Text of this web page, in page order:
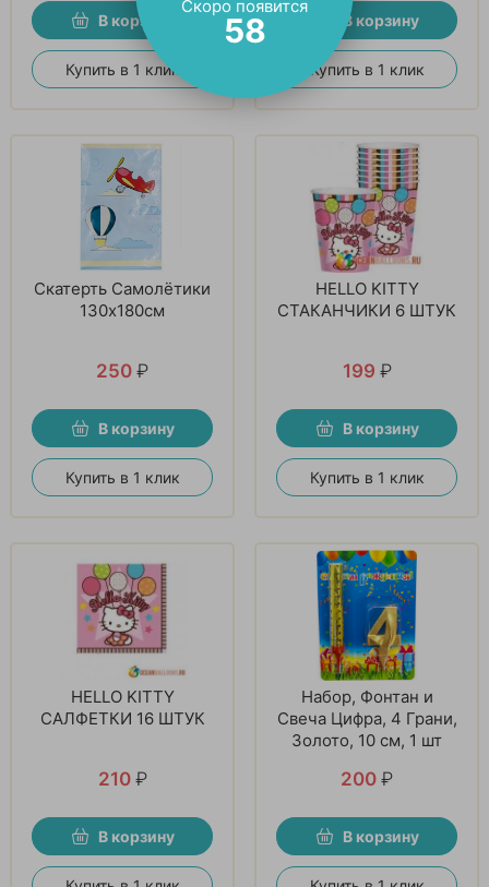
В корзину
Купить в 1 клик
В корзину
Купить в 1 клик
Скатерть Самолётики
130х180см
250 ₽
В корзину
Купить в 1 клик
HELLO KITTY
СТАКАНЧИКИ 6 ШТУК
199 ₽
В корзину
Купить в 1 клик
HELLO KITTY
САЛФЕТКИ 16 ШТУК
210 ₽
В корзину
Набор, Фонтан и
Свеча Цифра, 4 Грани,
Золото, 10 см, 1 шт
200 ₽
В корзину
Скоро появится
57